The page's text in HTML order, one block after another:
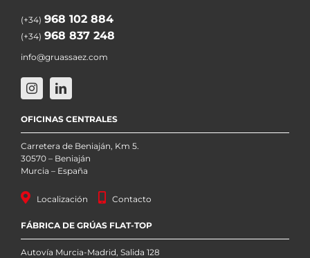
(+34) 968 102 884
(+34) 968 837 248
info@gruassaez.com
OFICINAS CENTRALES
Carretera de Beniaján, Km 5.
30570 – Beniaján
Murcia – España
Localización Contacto
FÁBRICA DE GRÚAS FLAT-TOP
Autovía Murcia-Madrid, Salida 128